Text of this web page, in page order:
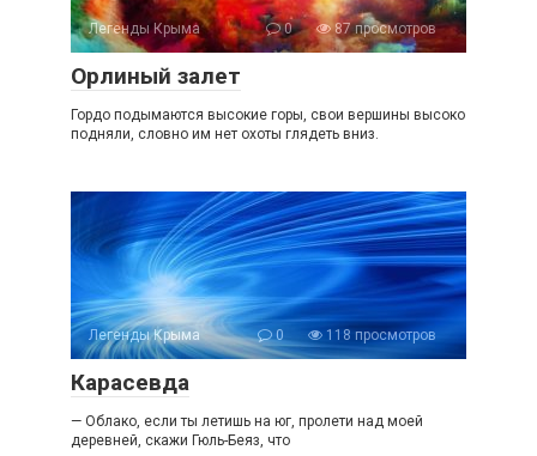
Легенды Крыма 0 87 просмотров
Орлиный залет
Гордо подымаются высокие горы, свои вершины высоко
подняли, словно им нет охоты глядеть вниз.
Легенды Крыма 0 118 просмотров
Карасевда
— Облако, если ты летишь на юг, пролети над моей
деревней, скажи Гюль-Беяз, что